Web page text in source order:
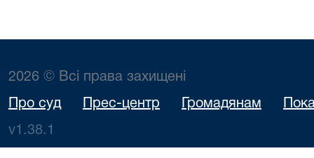
2026 © Всі права захищені
Про суд Прес-центр Громадянам
v1.38.1